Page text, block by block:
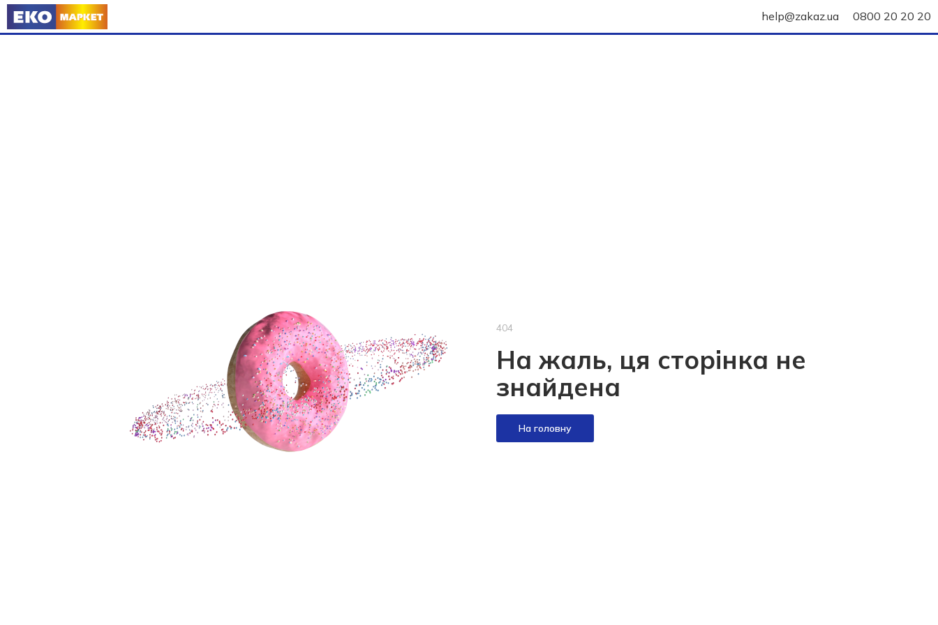
help@zakaz.ua 0800 20 20 20
404
На жаль, ця сторінка не
знайдена
На головну